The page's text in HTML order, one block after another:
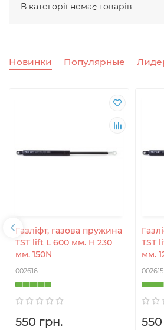
В категорії немає товарів
Новинки Популярные
Газліфт, газова пружина
TST lift L 600 мм. H 230
мм. 150N
002616
550 грн.
TST
мм.
002615